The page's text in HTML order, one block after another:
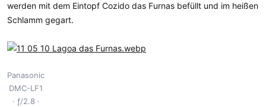
werden mit dem Eintopf Cozido das Furnas befüllt und im heißen
Schlamm gegart.
Panasonic
DMC-LF1
ƒ/2.8